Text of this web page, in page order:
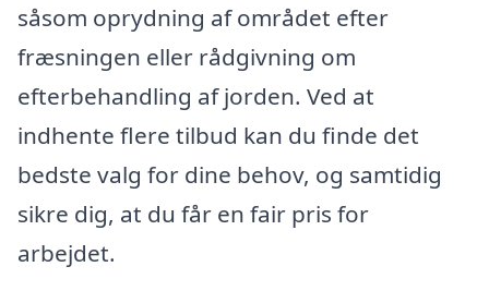
såsom oprydning af området efter
fræsningen eller rådgivning om
efterbehandling af jorden. Ved at
indhente flere tilbud kan du finde det
bedste valg for dine behov, og samtidig
sikre dig, at du får en fair pris for
arbejdet.